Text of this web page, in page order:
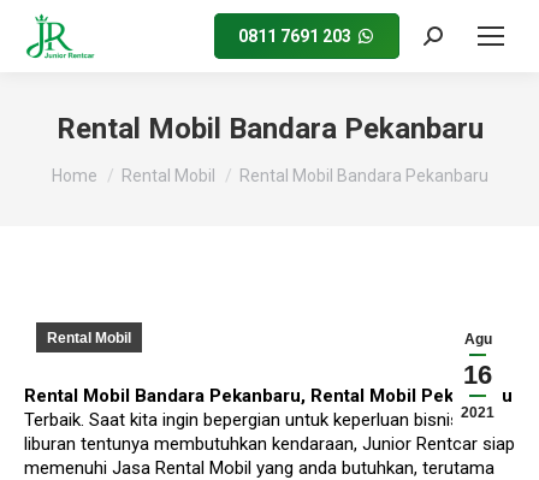
0811 7691 203
S
c
:
Rental Mobil Bandara Pekanbaru
Home Rental Mobil Rental Mobil Bandara Pekanbaru
Agu
16
2021
Rental Mobil
Rental Mobil Bandara Pekanbaru, Rental Mobil Pekanbaru
Terbaik. Saat kita ingin bepergian untuk keperluan bisnis atau
liburan tentunya membutuhkan kendaraan, Junior Rentcar siap
memenuhi Jasa Rental Mobil yang anda butuhkan, terutama